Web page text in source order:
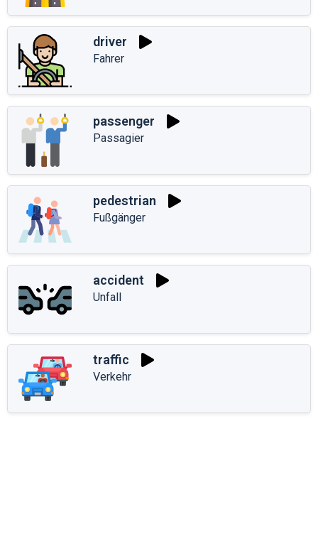
driver
Fahrer
passenger
Passagier
pedestrian
Fußgänger
accident
Unfall
traffic
Verkehr